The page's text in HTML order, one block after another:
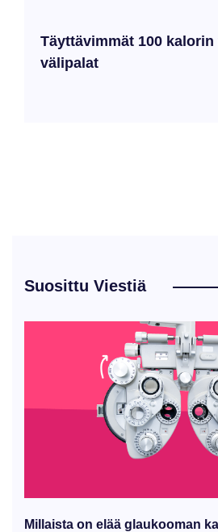
Täyttävimmät 100
välipalat
Suosittu Viestiä
Millaista on elää glaukooman